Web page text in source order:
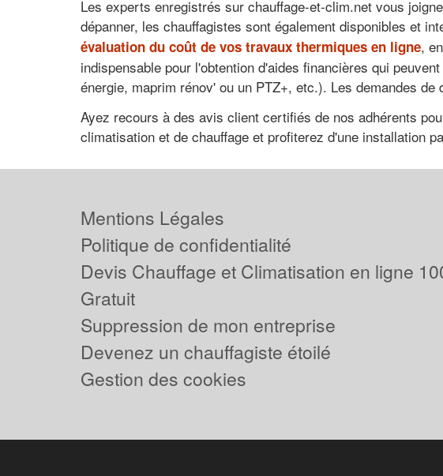
Les experts enregistrés sur chauffage-et-clim.net vous
dépanner, les chauffagistes sont également disponibles et
évaluation du coût de vos travaux thermiques en ligne,
indispensable pour l'obtention d'aides financières qui
énergie, maprim rénov' ou un PTZ+, etc.). Les demandes
Ayez recours à des avis client certifiés de nos adhérents
climatisation et de chauffage et profiterez d'une installation
Mentions Légales
Politique de confidentialité
Devis Chauffage et Climatisation en ligne
Gratuit
Suppression de mon entreprise
Devenez un chauffagiste étoilé
Gestion des cookies